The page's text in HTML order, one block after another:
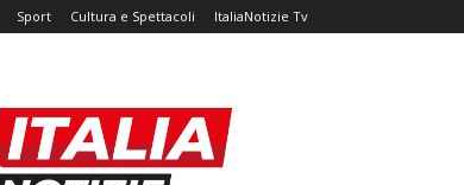
Sport Cultura e Spettacoli ItaliaNotizie Tv